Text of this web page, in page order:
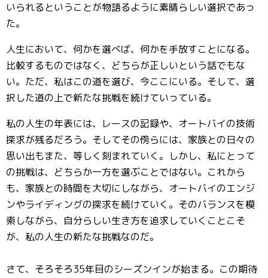
いられるということが物語るように素晴らしい選択であっ
た。
人生において、何かを選べば、何かを手放すことになる。
比較するものではなく、どちらが正しいという話でもな
い。ただ、私はこの道を選び、今ここにいる。そして、選
択した道の上で新たな挑戦を続けていっている。
私の人生の年表には、レースの記録や、オートバイの技術
探求が残るだろう。そしてその傍らには、家族との日々の
思い出もまた、等しく刻まれていく。しかし、私にとって
の挑戦は、どちらか一方を選ぶことではない。これから
も、家族との時間を大切にしながら、オートバイのエンジ
ンやライディングの探求を続けていく。そのバランスを模
索しながら、自分らしい生き方を追求していくことこそ
が、私の人生の新たな挑戦なのだ。
さて、そろそろ35年目のシーズンインが始まる。この期待